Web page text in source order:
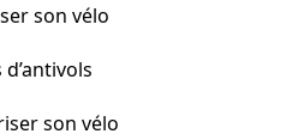
son vélo
son vélo